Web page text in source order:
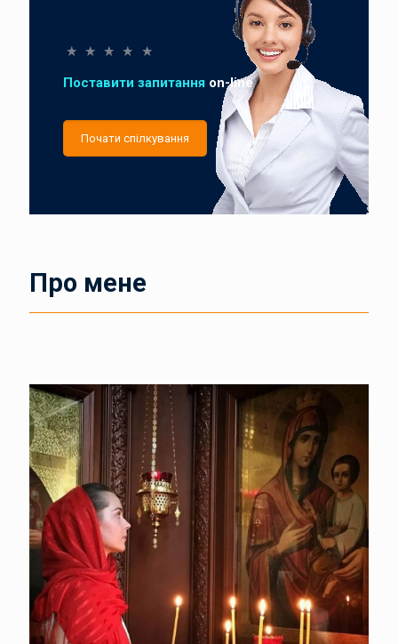
Поставити запитання on-line
Почати спілкування
Про мене